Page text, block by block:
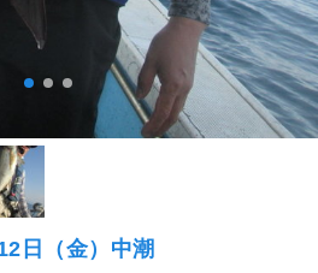
日（金）中潮